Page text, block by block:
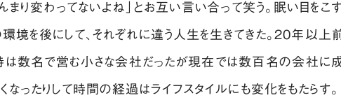
まり変わってないよね」とお互い言い合って笑う。眠い目を
環境を後にして、それぞれに違う人生を生きてきた。20年以
は数名で営む小さな会社だったが現在では数百名の会社に成
なったりして時間の経過はライフスタイルにも変化をもたらす